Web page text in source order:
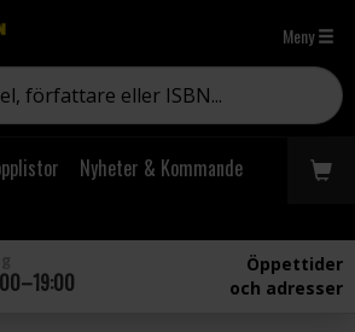
Meny
Nyheter & Kommande
Öppettider
och adresser